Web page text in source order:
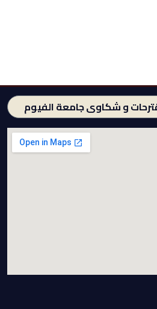
و شكاوى جامعة الفيوم